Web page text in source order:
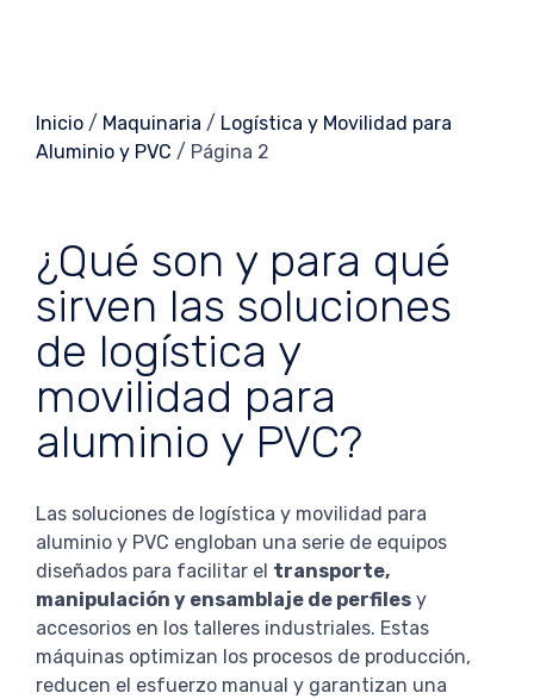
Inicio / Maquinaria / Logística y Movilidad para
Aluminio y PVC / Página 2
¿Qué son y para qué
sirven las soluciones
de logística y
movilidad para
aluminio y PVC?
Las soluciones de logística y movilidad para
aluminio y PVC engloban una serie de equipos
diseñados para facilitar el transporte,
manipulación y ensamblaje de perfiles y
accesorios en los talleres industriales. Estas
máquinas optimizan los procesos de producción,
reducen el esfuerzo manual y garantizan una